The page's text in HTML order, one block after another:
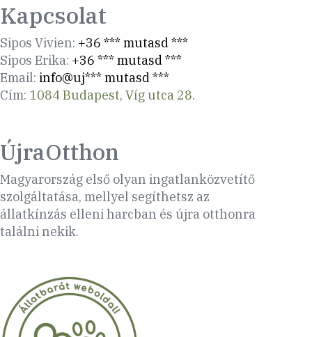
Kapcsolat
Sipos Vivien: +36 *** mutasd ***
Sipos Erika: +36 *** mutasd ***
Email: info@uj*** mutasd ***
Cím: 1084 Budapest, Víg utca 28.
ÚjraOtthon
Magyarország első olyan ingatlanközvetítő
szolgáltatása, mellyel segíthetsz az
állatkínzás elleni harcban és újra otthonra
találni nekik.